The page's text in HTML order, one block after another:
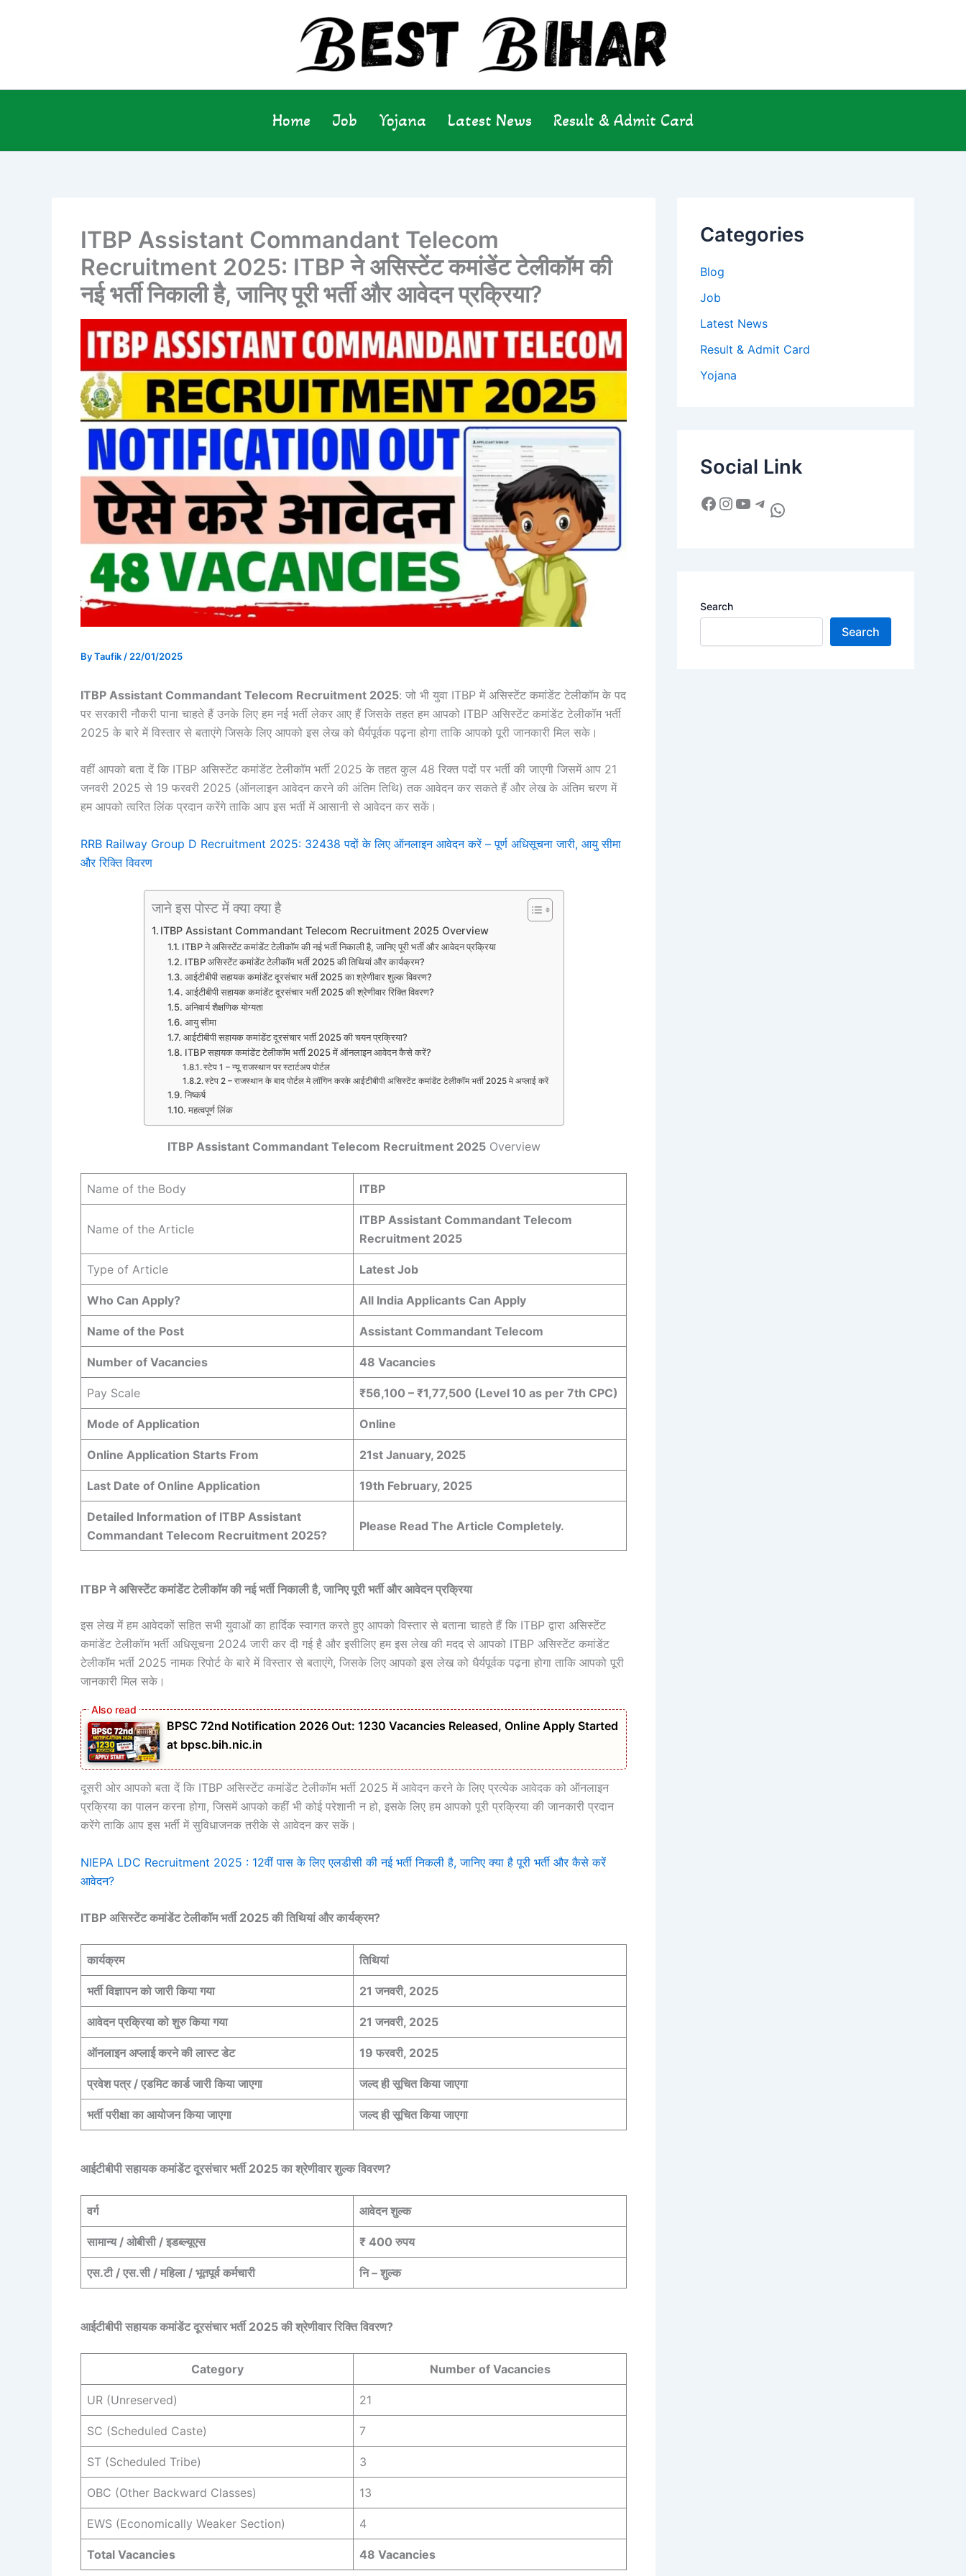
Home Job Yojana Latest News Result & Admit Card
ITBP Assistant Commandant Telecom
Recruitment 2025: ITBP ने असिस्टेंट कमांडेंट टेलीकॉम की
नई भर्ती निकाली है, जानिए पूरी भर्ती और आवेदन प्रक्रिया?
ByTaufik / 22/01/2025
ITBP Assistant Commandant Telecom Recruitment 2025: जो भी युवा ITBP में असिस्टेंट कमांडेंट टेलीकॉम के पद
पर सरकारी नौकरी पाना चाहते हैं उनके लिए हम नई भर्ती लेकर आए हैं जिसके तहत हम आपको ITBP असिस्टेंट कमांडेंट टेलीकॉम भर्ती
2025 के बारे में विस्तार से बताएंगे जिसके लिए आपको इस लेख को धैर्यपूर्वक पढ़ना होगा ताकि आपको पूरी जानकारी मिल सके।
वहीं आपको बता दें कि ITBP असिस्टेंट कमांडेंट टेलीकॉम भर्ती 2025 के तहत कुल 48 रिक्त पदों पर भर्ती की जाएगी जिसमें आप 21
जनवरी 2025 से 19 फरवरी 2025 (ऑनलाइन आवेदन करने की अंतिम तिथि) तक आवेदन कर सकते हैं और लेख के अंतिम चरण में
हम आपको त्वरित लिंक प्रदान करेंगे ताकि आप इस भर्ती में आसानी से आवेदन कर सकें।
RRB Railway Group D Recruitment 2025: 32438 पदों के लिए ऑनलाइन आवेदन करें – पूर्ण अधिसूचना जारी, आयु सीमा
और रिक्ति विवरण
जाने इस पोस्ट में क्या क्या है
ITBP Assistant Commandant Telecom Recruitment 2025 Overview
ITBP ने असिस्टेंट कमांडेंट टेलीकॉम की नई भर्ती निकाली है, जानिए पूरी भर्ती और आवेदन प्रक्रिया
ITBP असिस्टेंट कमांडेंट टेलीकॉम भर्ती 2025 की तिथियां और कार्यक्रम?
आईटीबीपी सहायक कमांडेंट दूरसंचार भर्ती 2025 का श्रेणीवार शुल्क विवरण?
आईटीबीपी सहायक कमांडेंट दूरसंचार भर्ती 2025 की श्रेणीवार रिक्ति विवरण?
अनिवार्य शैक्षणिक योग्यता
आयु सीमा
आईटीबीपी सहायक कमांडेंट दूरसंचार भर्ती 2025 की चयन प्रक्रिया?
ITBP सहायक कमांडेंट टेलीकॉम भर्ती 2025 में ऑनलाइन आवेदन कैसे करें?
स्टेप 1 – न्यू राजस्थान पर स्टार्टअप पोर्टल
स्टेप 2 – राजस्थान के बाद पोर्टल मे लॉगिन करके आईटीबीपी असिस्टेंट कमांडेंट टेलीकॉम भर्ती 2025 मे अप्लाई करें
निष्कर्ष
महत्वपूर्ण लिंक
ITBP Assistant Commandant Telecom Recruitment 2025Overview
Name of the Body ITBP
Name of the Article
ITBP Assistant Commandant Telecom
Recruitment 2025
Type of Article Latest Job
Who Can Apply? All India Applicants Can Apply
Name of the Post Assistant Commandant Telecom
Number of Vacancies 48 Vacancies
Pay Scale ₹56,100 – ₹1,77,500 (Level 10 as per 7th CPC)
Mode of Application Online
Online Application Starts From 21st January, 2025
Last Date of Online Application 19th February, 2025
Detailed Information of ITBP Assistant
Commandant Telecom Recruitment 2025?
Please Read The Article Completely.
ITBP ने असिस्टेंट कमांडेंट टेलीकॉम की नई भर्ती निकाली है, जानिए पूरी भर्ती और आवेदन प्रक्रिया
इस लेख में हम आवेदकों सहित सभी युवाओं का हार्दिक स्वागत करते हुए आपको विस्तार से बताना चाहते हैं कि ITBP द्वारा असिस्टेंट
कमांडेंट टेलीकॉम भर्ती अधिसूचना 2024 जारी कर दी गई है और इसीलिए हम इस लेख की मदद से आपको ITBP असिस्टेंट कमांडेंट
टेलीकॉम भर्ती 2025 नामक रिपोर्ट के बारे में विस्तार से बताएंगे, जिसके लिए आपको इस लेख को धैर्यपूर्वक पढ़ना होगा ताकि आपको पूरी
जानकारी मिल सके।
BPSC 72nd Notification 2026 Out: 1230 Vacancies Released, Online Apply Started
at bpsc.bih.nic.in
दूसरी ओर आपको बता दें कि ITBP असिस्टेंट कमांडेंट टेलीकॉम भर्ती 2025 में आवेदन करने के लिए प्रत्येक आवेदक को ऑनलाइन
प्रक्रिया का पालन करना होगा, जिसमें आपको कहीं भी कोई परेशानी न हो, इसके लिए हम आपको पूरी प्रक्रिया की जानकारी प्रदान
करेंगे ताकि आप इस भर्ती में सुविधाजनक तरीके से आवेदन कर सकें।
NIEPA LDC Recruitment 2025 : 12वीं पास के लिए एलडीसी की नई भर्ती निकली है, जानिए क्या है पूरी भर्ती और कैसे करें
आवेदन?
ITBP असिस्टेंट कमांडेंट टेलीकॉम भर्ती 2025 की तिथियां और कार्यक्रम?
कार्यक्रम तिथियां
भर्ती विज्ञापन को जारी किया गया 21 जनवरी, 2025
आवेदन प्रक्रिया को शुरु किया गया 21 जनवरी, 2025
ऑनलाइन अप्लाई करने की लास्ट डेट 19 फरवरी, 2025
प्रवेश पत्र / एडमिट कार्ड जारी किया जाएगा जल्द ही सूचित किया जाएगा
भर्ती परीक्षा का आयोजन किया जाएगा जल्द ही सूचित किया जाएगा
आईटीबीपी सहायक कमांडेंट दूरसंचार भर्ती 2025 का श्रेणीवार शुल्क विवरण?
वर्ग आवेदन शुल्क
सामान्य / ओबीसी / इडब्ल्यूएस ₹ 400 रुपय
एस.टी / एस.सी / महिला / भूतपूर्व कर्मचारी नि – शुल्क
आईटीबीपी सहायक कमांडेंट दूरसंचार भर्ती 2025 की श्रेणीवार रिक्ति विवरण?
Category Number of Vacancies
UR (Unreserved) 21
SC (Scheduled Caste) 7
ST (Scheduled Tribe) 3
OBC (Other Backward Classes) 13
EWS (Economically Weaker Section) 4
Total Vacancies 48 Vacancies
Categories
Blog
Job
Latest News
Result & Admit Card
Yojana
Social Link
Search
Search